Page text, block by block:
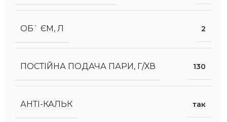
ОБ` ЄМ, Л 2
ПОСТІЙНА ПОДАЧА ПАРИ, Г/ХВ 130
АНТІ-КАЛЬК так